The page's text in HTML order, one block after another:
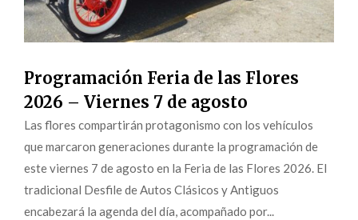
Programación Feria de las Flores
2026 – Viernes 7 de agosto
Las flores compartirán protagonismo con los vehículos
que marcaron generaciones durante la programación de
este viernes 7 de agosto en la Feria de las Flores 2026. El
tradicional Desfile de Autos Clásicos y Antiguos
encabezará la agenda del día, acompañado por...